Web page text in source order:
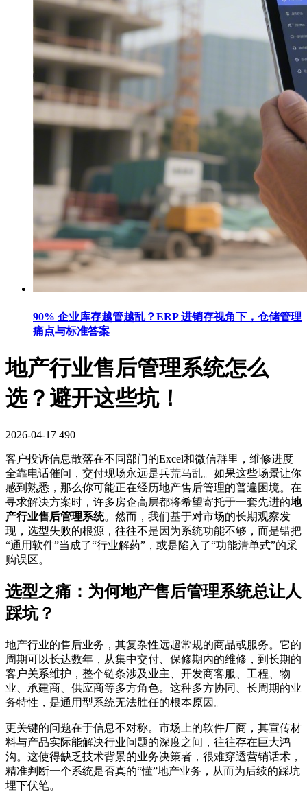
90% 企业库存越管越乱？ERP 进销存视角下，仓储管理
痛点与标准答案
地产行业售后管理系统怎么
选？避开这些坑！
2026-04-17 490
客户投诉信息散落在不同部门的Excel和微信群里，维修进度
全靠电话催问，交付现场永远是兵荒马乱。如果这些场景让你
感到熟悉，那么你可能正在经历地产售后管理的普遍困境。在
寻求解决方案时，许多房企高层都将希望寄托于一套先进的地
产行业售后管理系统。然而，我们基于对市场的长期观察发
现，选型失败的根源，往往不是因为系统功能不够，而是错把
“通用软件”当成了“行业解药”，或是陷入了“功能清单式”的采
购误区。
选型之痛：为何地产售后管理系统总让人
踩坑？
地产行业的售后业务，其复杂性远超常规的商品或服务。它的
周期可以长达数年，从集中交付、保修期内的维修，到长期的
客户关系维护，整个链条涉及业主、开发商客服、工程、物
业、承建商、供应商等多方角色。这种多方协同、长周期的业
务特性，是通用型系统无法胜任的根本原因。
更关键的问题在于信息不对称。市场上的软件厂商，其宣传材
料与产品实际能解决行业问题的深度之间，往往存在巨大鸿
沟。这使得缺乏技术背景的业务决策者，很难穿透营销话术，
精准判断一个系统是否真的“懂”地产业务，从而为后续的踩坑
埋下伏笔。